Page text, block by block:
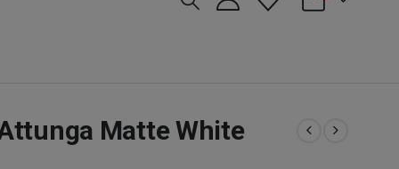
Matte White